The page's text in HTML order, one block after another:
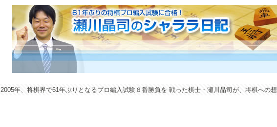
2005年、将棋界で61年ぶりとなるプロ編入試験６番勝負を 戦った棋士・瀬川晶司が、将棋への